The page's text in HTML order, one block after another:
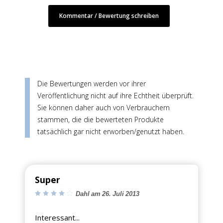
Kommentar / Bewertung schreiben
Die Bewertungen werden vor ihrer
Veröffentlichung nicht auf ihre Echtheit überprüft.
Sie können daher auch von Verbrauchern
stammen, die die bewerteten Produkte
tatsächlich gar nicht erworben/genutzt haben.
Super
Dahl am 26. Juli 2013
Interessant...
Jetzt anmelden